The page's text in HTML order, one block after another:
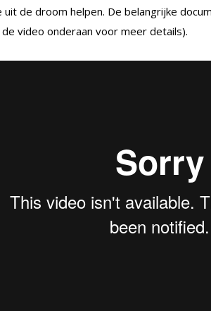
de droom helpen. De belangrijke
video onderaan voor meer details).